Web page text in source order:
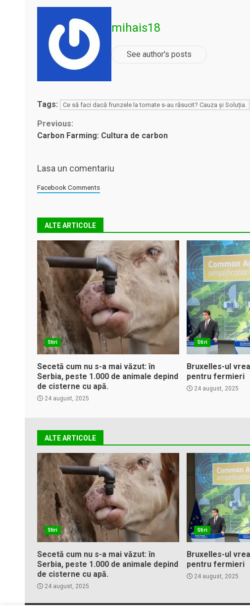
mihais18
See author's posts
Tags: Ce să faci dacă frunzele la tomate s-au răsucit? Cauza și Soluția.
Continue
Previous:
Carbon Farming: Cultura de carbon
Lasa un comentariu
Facebook Comments
ALTE ARTICOLE
Stiri
Secetă cum nu s-a mai văzut: în
Serbia, peste 1.000 de animale depind
de cisterne cu apă.
24 august, 2025
Stiri
Bruxelles-ul
pentru fermieri
24 august, 2025
ALTE ARTICOLE
Stiri
Secetă cum nu s-a mai văzut: în
Serbia, peste 1.000 de animale depind
de cisterne cu apă.
24 august, 2025
Stiri
Bruxelles-ul
pentru fermieri
24 august, 2025